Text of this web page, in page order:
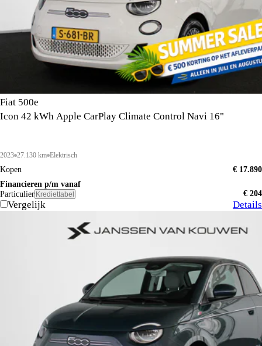
Fiat 500e
Icon 42 kWh Apple CarPlay Climate Control Navi 16"
2023 27.130 km Elektrisch
Kopen
€ 17.890
Financieren p/m vanaf
Particulier Krediettabel € 204
Vergelijk Details